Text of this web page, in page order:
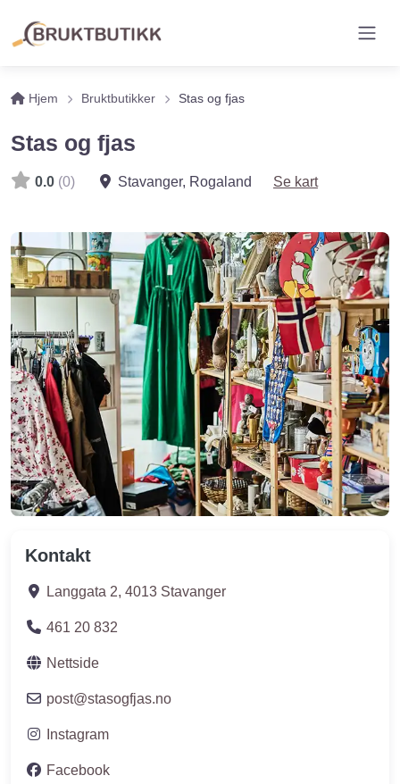
Hjem Bruktbutikker Stas og fjas
Stas og fjas
0.0 (0) Stavanger, Rogaland Se kart
Kontakt
Langgata 2, 4013 Stavanger
461 20 832
Nettside
post@stasogfjas.no
Instagram
Facebook